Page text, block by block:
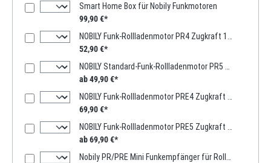
Smart Home Box für Nobily Funkmotoren
99,90 €*
52,90 €*
ab 49,90 €*
69,90 €*
ab 69,90 €*